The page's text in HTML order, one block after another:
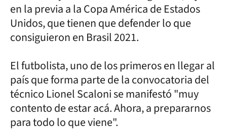
en la previa a la Copa América de Estados
Unidos, que tienen que defender lo que
consiguieron en Brasil 2021.
El futbolista, uno de los primeros en llegar al
país que forma parte de la convocatoria del
técnico Lionel Scaloni se manifestó "muy
contento de estar acá. Ahora, a prepararnos
para todo lo que viene".